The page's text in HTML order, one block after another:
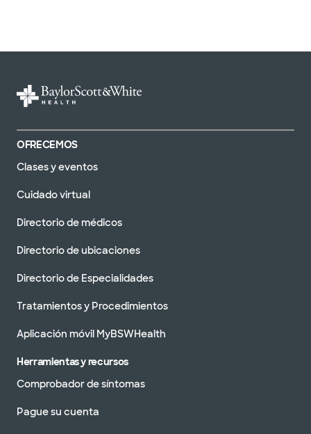
OFRECEMOS
Clases y eventos
Cuidado virtual
Directorio de médicos
Directorio de ubicaciones
Directorio de Especialidades
Tratamientos y Procedimientos
Aplicación móvil MyBSWHealth
Herramientas y recursos
Comprobador de síntomas
Pague su cuenta